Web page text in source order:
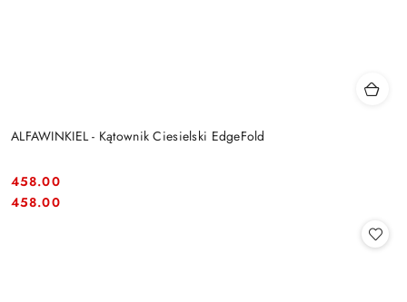
ALFAWINKIEL - Kątownik Ciesielski EdgeFold
Cena:
458.00
Cena:
458.00